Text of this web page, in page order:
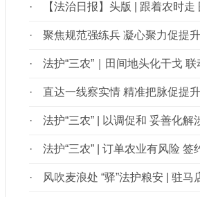
· 【法治日报】头版 | 跟着农时
· 聚焦规范强练兵 凝心聚力促提升
· 法护“三农”｜田间地头化干戈
· 直达一线察实情 精准把脉促提
· 法护“三农” | 以调促和 妥善化解
· 法护“三农” | 订单农业有风险 签
· 风吹麦浪处 “驿”法护粮安 | 驻